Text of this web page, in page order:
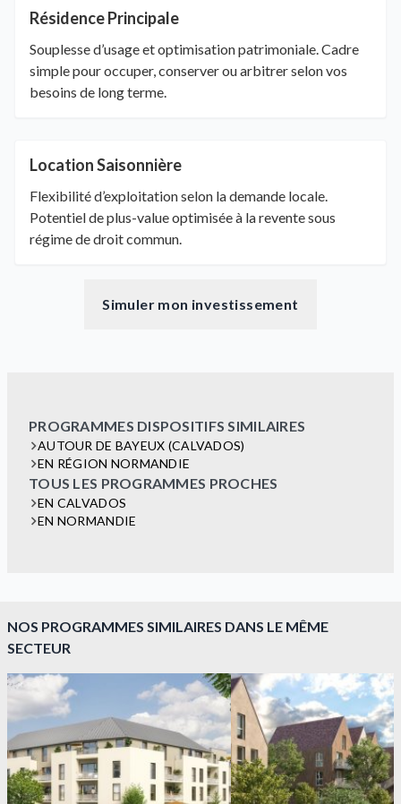
Résidence Principale
Souplesse d’usage et optimisation patrimoniale. Cadre
simple pour occuper, conserver ou arbitrer selon vos
besoins de long terme.
Location Saisonnière
Flexibilité d’exploitation selon la demande locale.
Potentiel de plus-value optimisée à la revente sous
régime de droit commun.
Simuler mon investissement
PROGRAMMES DISPOSITIFS SIMILAIRES
AUTOUR DE BAYEUX (CALVADOS)
EN RÉGION NORMANDIE
TOUS LES PROGRAMMES PROCHES
EN CALVADOS
EN NORMANDIE
NOS PROGRAMMES SIMILAIRES DANS LE MÊME
SECTEUR